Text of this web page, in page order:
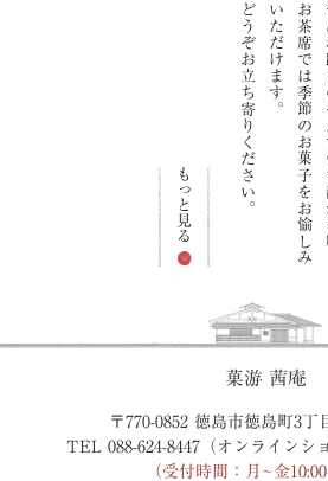
徳
お茶席では季節のお菓子をお愉しみ
いただけます。
どうぞお立ち寄りください。
もっと見る
菓游 茜庵
〒770-0852 徳島市徳島町3
TEL 088-624-8447（オンラインシ
（受付時間：月~金